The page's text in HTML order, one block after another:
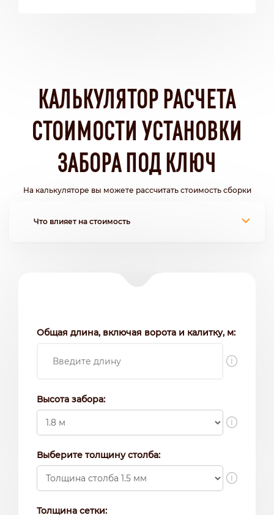
КАЛЬКУЛЯТОР РАСЧЕТА
СТОИМОСТИ УСТАНОВКИ
ЗАБОРА ПОД КЛЮЧ
На калькуляторе вы можете рассчитать стоимость сборки
Что влияет на стоимость
Общая длина, включая ворота и калитку, м:
i
Высота забора:
i
Выберите толщину столба:
i
Толщина сетки: